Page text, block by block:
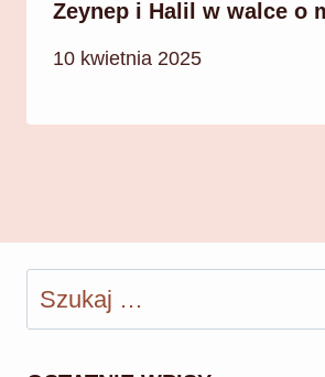
Zeynep i Halil w walce o
10 kwietnia 2025
Szukaj: